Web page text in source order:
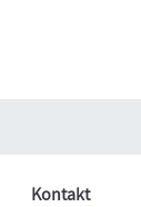
Kontakt